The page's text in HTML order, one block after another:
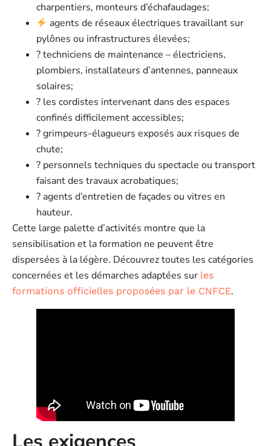
charpentiers, monteurs d’échafaudages;
agents de réseaux électriques travaillant sur
pylônes ou infrastructures élevées;
? techniciens de maintenance – électriciens,
plombiers, installateurs d’antennes, panneaux
solaires;
?️ les cordistes intervenant dans des espaces
confinés difficilement accessibles;
? grimpeurs-élagueurs exposés aux risques de
chute;
? personnels techniques du spectacle ou transport
faisant des travaux acrobatiques;
? agents d’entretien de façades ou vitres en
hauteur.
Cette large palette d’activités montre que la
sensibilisation et la formation ne peuvent être
dispersées à la légère. Découvrez toutes les catégories
concernées et les démarches adaptées sur les
formations officielles proposées par le CNFCE.